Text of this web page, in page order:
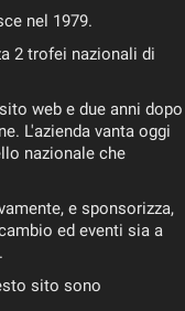
nel 1979.
2 trofei nazionali di
web e due anni dopo
L'azienda vanta oggi
nazionale che
e sponsorizza,
ed eventi sia a
sito sono